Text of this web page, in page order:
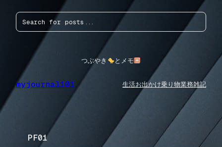
検
索
つぶやき とメモ
myjournal101 生活お出かけ乗り物業務雑記
PF01